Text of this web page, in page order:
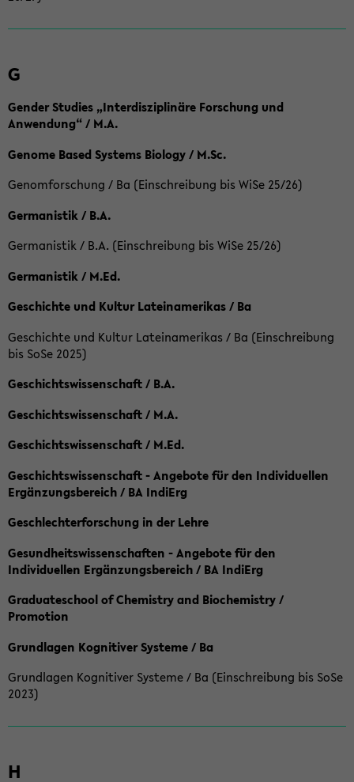
G
Gender Studies „Interdisziplinäre Forschung und
Anwendung“ / M.A.
Genome Based Systems Biology / M.Sc.
Genomforschung / Ba (Einschreibung bis WiSe 25/26)
Germanistik / B.A.
Germanistik / B.A. (Einschreibung bis WiSe 25/26)
Germanistik / M.Ed.
Geschichte und Kultur Lateinamerikas / Ba
Geschichte und Kultur Lateinamerikas / Ba (Einschreibung
bis SoSe 2025)
Geschichtswissenschaft / B.A.
Geschichtswissenschaft / M.A.
Geschichtswissenschaft / M.Ed.
Geschichtswissenschaft - Angebote für den Individuellen
Ergänzungsbereich / BA IndiErg
Geschlechterforschung in der Lehre
Gesundheitswissenschaften - Angebote für den
Individuellen Ergänzungsbereich / BA IndiErg
Graduateschool of Chemistry and Biochemistry /
Promotion
Grundlagen Kognitiver Systeme / Ba
Grundlagen Kognitiver Systeme / Ba (Einschreibung bis SoSe
2023)
H